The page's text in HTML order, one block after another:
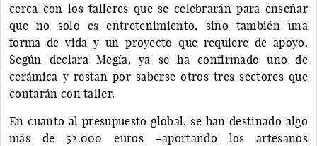
cerca con los talleres que se celebrarán para enseñar
que no solo es entretenimiento, sino también una
forma de vida y un proyecto que requiere de apoyo.
Según declara Megía, ya se ha confirmado uno de
cerámica y restan por saberse otros tres sectores que
contarán con taller.
En cuanto al presupuesto global, se han destinado algo
más de 52.000 euros –aportando los artesanos